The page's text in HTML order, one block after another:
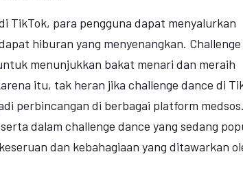
TikTok, para pengguna dapat menyalurkan
hiburan yang menyenangkan. Challenge
menunjukkan bakat menari dan meraih
itu, tak heran jika challenge dance di
perbincangan di berbagai platform medsos.
dalam challenge dance yang sedang
dan kebahagiaan yang ditawarkan